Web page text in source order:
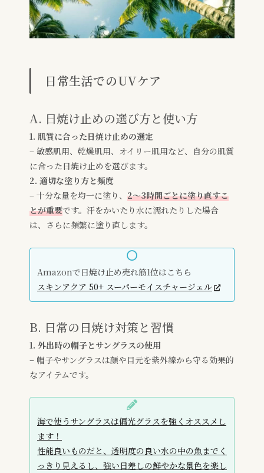
日常生活でのUVケア
A. 日焼け止めの選び方と使い方
1. 肌質に合った日焼け止めの選定
– 敏感肌用、乾燥肌用、オイリー肌用など、自分の肌質
に合った日焼け止めを選びます。
2. 適切な塗り方と頻度
– 十分な量を均一に塗り、 2～3時間ごとに塗り直すこ
とが重要です。汗をかいたり水に濡れたりした場合
は、さらに頻繁に塗り直します。
Amazonで日焼け止め売れ筋1位はこちら
スキンアクア 50+ スーパーモイスチャージェル
B. 日常の 日焼け対策と 習慣
1. 外出時の帽子とサングラスの使用
– 帽子やサングラスは顔や目元を紫外線から守る効果的
なアイテムです。
海で使うサングラスは偏光グラスを強くオススメし
ます！
性能良いものだと、透明度の良い水の中の魚までく
っきり見えるし、強い日差しの鮮やかな景色を楽し